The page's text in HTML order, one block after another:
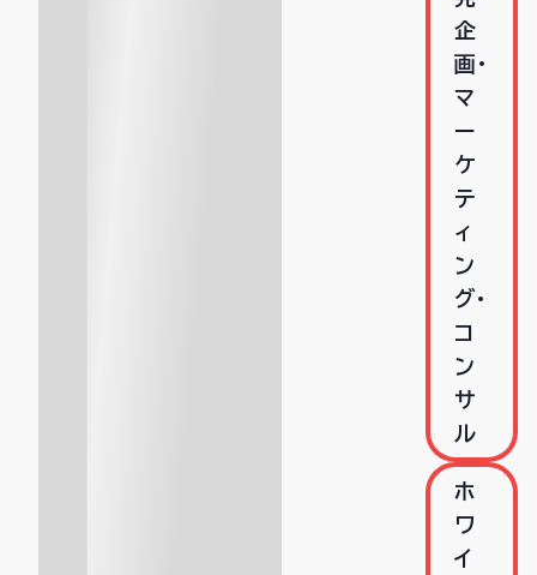
企
画･
マ
ー
ケ
テ
ィ
ン
グ･
コ
ン
サ
ル
ホ
ワ
イ